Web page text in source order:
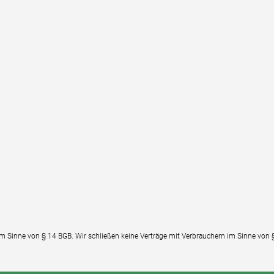
von § 14 BGB. Wir schließen keine Verträge mit Verbrauchern im Sinne von